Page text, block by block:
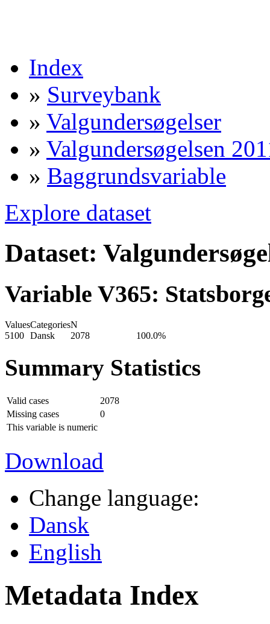
Index
» Surveybank
» Valgundersøgelser
» Valgundersøgelsen
» Baggrundsvariable
Explore dataset
Dataset:
Variable V365:
ValuesCategoriesN
5100 Dansk 2078 100.0%
Summary Statistics
Valid cases
2078
Missing cases
0
This variable is numeric
Download
Change language:
Dansk
English
Metadata Index